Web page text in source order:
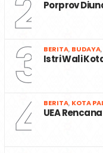
Porprov
3 BERITA, BUDAYA,
Istri Wali
4 BERITA, KOTA
UEA